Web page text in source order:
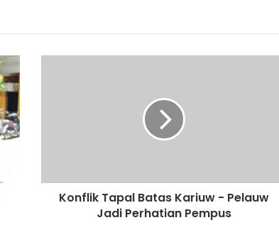
Konflik Tapal Batas Kariuw - Pelauw
Jadi Perhatian Pempus